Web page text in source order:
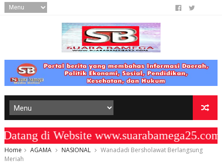
di Website www.suarabamega25.com "
Home AGAMA NASIONAL
Wanadadi Bersholawat Berlangsung
Meriah